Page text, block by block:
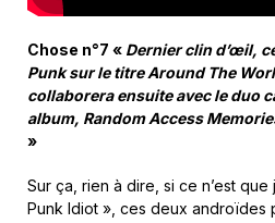
Chose n°7 « Dernier clin d’œil,
Punk sur le titre Around The
collaborera ensuite avec le duo
album, Random Access
»
Sur ça, rien à dire, si ce n’est que
Punk Idiot », ces deux androïdes